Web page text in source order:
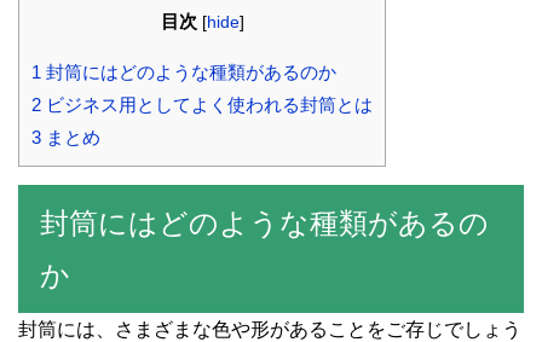
目次 [hide]
1 封筒にはどのような種類があるのか
2 ビジネス用としてよく使われる封筒とは
3 まとめ
封筒にはどのような種類があるの
か
封筒には、さまざまな色や形があることをご存じでしょう